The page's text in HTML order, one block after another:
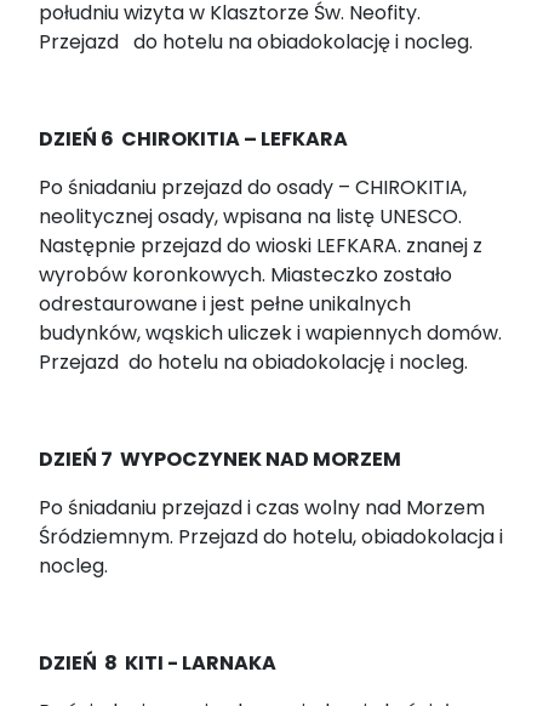
południu wizyta w Klasztorze Św. Neofity.
Przejazd do hotelu na obiadokolację i nocleg.
DZIEŃ 6 CHIROKITIA – LEFKARA
Po śniadaniu przejazd do osady – CHIROKITIA,
neolitycznej osady, wpisana na listę UNESCO.
Następnie przejazd do wioski LEFKARA. znanej z
wyrobów koronkowych. Miasteczko zostało
odrestaurowane i jest pełne unikalnych
budynków, wąskich uliczek i wapiennych domów.
Przejazd do hotelu na obiadokolację i nocleg.
DZIEŃ 7 WYPOCZYNEK NAD MORZEM
Po śniadaniu przejazd i czas wolny nad Morzem
Śródziemnym. Przejazd do hotelu, obiadokolacja i
nocleg.
DZIEŃ 8 KITI - LARNAKA